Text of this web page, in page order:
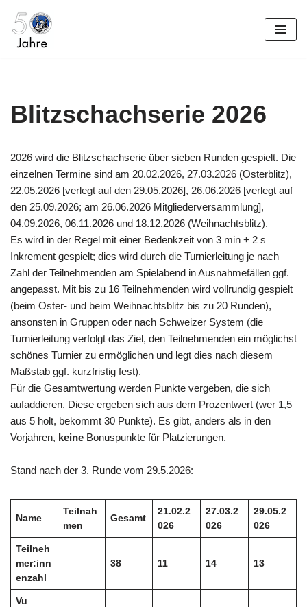
Zum
Blitzschachserie 2026
2026 wird die Blitzschachserie über sieben Runden gespielt. Die
einzelnen Termine sind am 20.02.2026, 27.03.2026 (Osterblitz),
22.05.2026 [verlegt auf den 29.05.2026], 26.06.2026 [verlegt auf
den 25.09.2026; am 26.06.2026 Mitgliederversammlung],
04.09.2026, 06.11.2026 und 18.12.2026 (Weihnachtsblitz).
Es wird in der Regel mit einer Bedenkzeit von 3 min + 2 s
Inkrement gespielt; dies wird durch die Turnierleitung je nach
Zahl der Teilnehmenden am Spielabend in Ausnahmefällen ggf.
angepasst. Mit bis zu 16 Teilnehmenden wird vollrundig gespielt
(beim Oster- und beim Weihnachtsblitz bis zu 20 Runden),
ansonsten in Gruppen oder nach Schweizer System (die
Turnierleitung verfolgt das Ziel, den Teilnehmenden ein möglichst
schönes Turnier zu ermöglichen und legt dies nach diesem
Maßstab ggf. kurzfristig fest).
Für die Gesamtwertung werden Punkte vergeben, die sich
aufaddieren. Diese ergeben sich aus dem Prozentwert (wer 1,5
aus 5 holt, bekommt 30 Punkte). Es gibt, anders als in den
Vorjahren, keine Bonuspunkte für Platzierungen.
Stand nach der 3. Runde vom 29.5.2026:
Name
Teilnah
men
Gesamt
21.02.2
026
27.03.2
026
29.05.2
026
Teilneh
mer:inn
enzahl
38 11 14 13
Vu